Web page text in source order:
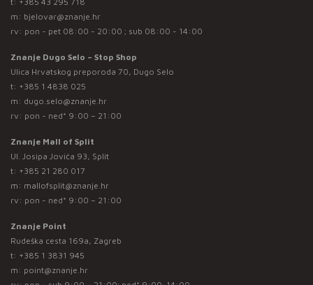
m: bjelovar@znanje.hr
rv: pon - pet 08:00 - 20:00 ; sub 08:00 - 14:00
Znanje Dugo Selo – Stop Shop
Ulica Hrvatskog preporoda 70, Dugo Selo
t: +385 1 4838 025
m: dugo.selo@znanje.hr
rv: pon - ned* 9:00 – 21:00
Znanje Mall of Split
Ul. Josipa Jovića 93, Split
t: +385 21 280 017
m: mallofsplit@znanje.hr
rv: pon - ned* 9:00 – 21:00
Znanje Point
Rudeška cesta 169a, Zagreb
t: +385 1 3831 945
m: point@znanje.hr